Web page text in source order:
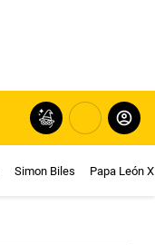
Simon Biles Papa León